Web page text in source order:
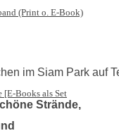
(Print o. E-Book)
[E-Books als Set
im Siam Park auf
Strände,